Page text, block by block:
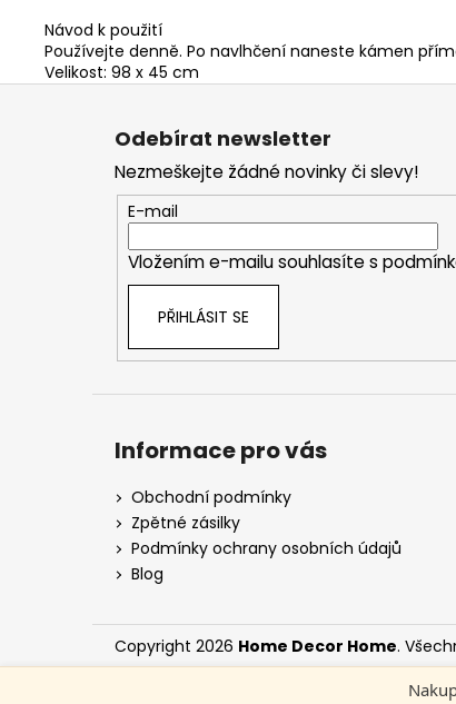
Návod k použití
Používejte denně. Po navlhčení naneste kámen
Velikost: 98 x 45 cm
Z
Odebírat newsletter
Nezmeškejte žádné novinky či slevy!
E-mail
Vložením e-mailu souhlasíte s
PŘIHLÁSIT SE
Informace pro vás
Obchodní podmínky
Zpětné zásilky
Podmínky ochrany osobních údajů
Blog
Copyright 2026 Home Decor Home.